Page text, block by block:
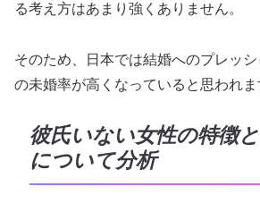
る考え方はあまり強くありません。
そのため、日本では結婚へのプレッ
の未婚率が高くなっていると思われま
彼氏いない女性の特徴
について分析